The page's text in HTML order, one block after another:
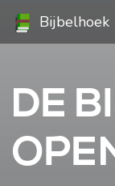
Bijbelhoek
DE